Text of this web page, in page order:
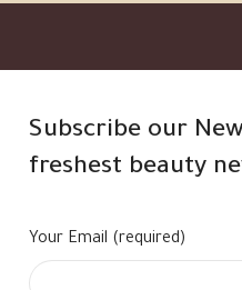
Subscribe our
freshest beauty
Your Email (required)